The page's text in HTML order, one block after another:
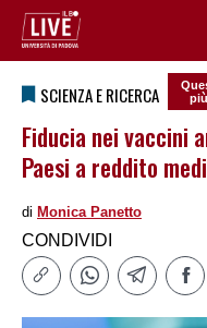
SCIENZA E RICERCA
Fiducia nei vaccini
Paesi a reddito
di Monica Panetto
CONDIVIDI